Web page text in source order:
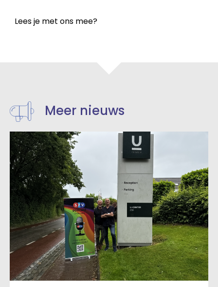
Lees je met ons mee?
Meer nieuws